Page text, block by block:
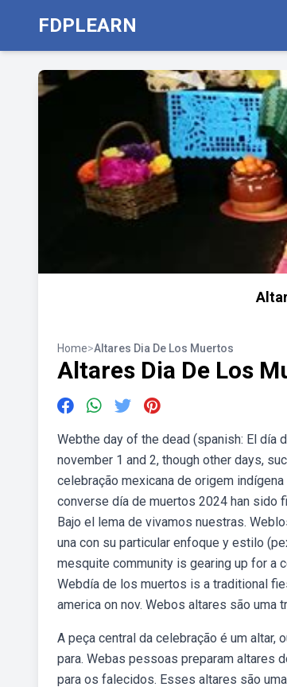
FDPLEARN
Home>Altares Dia De Los Muertos
Altares Dia De Los
Webthe day of the dead (spanish: El día
november 1 and 2, though other days,
celebração mexicana de origem
converse día de muertos 2024 han sido
Bajo el lema de vivamos nuestras.
una con su particular enfoque y estilo
mesquite community is gearing up for a
Webdía de los muertos is a traditional
america on nov. Webos altares são uma
A peça central da celebração é um
para. Webas pessoas preparam altares
para os falecidos. Esses altares são